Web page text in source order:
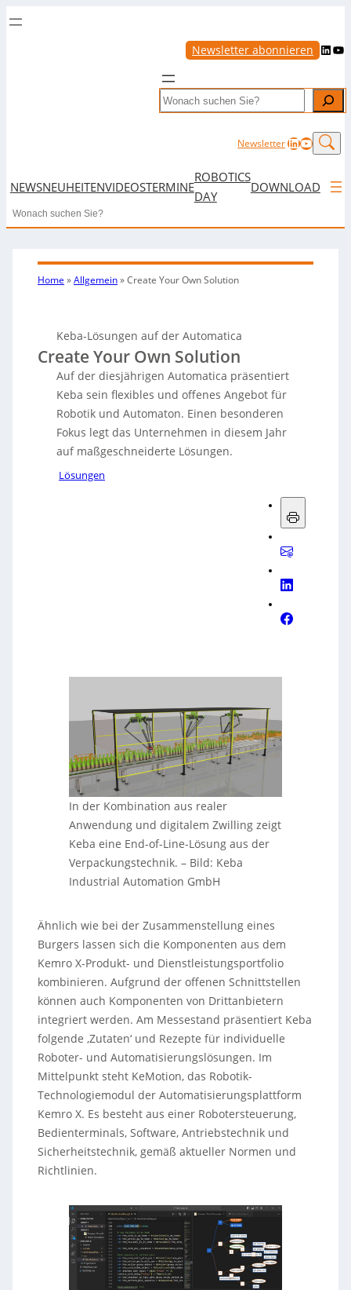
Newsletter abonnieren LinkedIn YouTube
Search
NewsletterLinkedIn
NEWSNEUHEITENVIDEOSTERMINE
ROBOTICS
DAY
DOWNLOAD
Search
Home »Allgemein»Create Your Own Solution
Keba-Lösungen auf der Automatica
Create Your Own Solution
Auf der diesjährigen Automatica präsentiert
Keba sein flexibles und offenes Angebot für
Robotik und Automaton. Einen besonderen
Fokus legt das Unternehmen in diesem Jahr
auf maßgeschneiderte Lösungen.
Lösungen
In der Kombination aus realer
Anwendung und digitalem Zwilling zeigt
Keba eine End-of-Line-Lösung aus der
Verpackungstechnik. – Bild: Keba
Industrial Automation GmbH
Ähnlich wie bei der Zusammenstellung eines
Burgers lassen sich die Komponenten aus dem
Kemro X-Produkt- und Dienstleistungsportfolio
kombinieren. Aufgrund der offenen Schnittstellen
können auch Komponenten von Drittanbietern
integriert werden. Am Messestand präsentiert Keba
folgende ‚Zutaten‘ und Rezepte für individuelle
Roboter- und Automatisierungslösungen. Im
Mittelpunkt steht KeMotion, das Robotik-
Technologiemodul der Automatisierungsplattform
Kemro X. Es besteht aus einer Robotersteuerung,
Bedienterminals, Software, Antriebstechnik und
Sicherheitstechnik, gemäß aktueller Normen und
Richtlinien.